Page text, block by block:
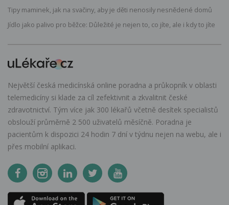
Tipy maminek, jak na svačiny, aby je děti nenosily nesnědené domů
Jídlo jako palivo pro běžce: Důležité je nejen to, co jíte, ale i kdy to jíte
Největší česká medicínská online poradna a průkopník v oblasti
telemedicíny si klade za cíl zefektivnit a zkvalitnit české
zdravotnictví. Tým více jak 300 lékařů včetně desítek specialistů
obslouží průměrně 2 500 uživatelů měsíčně. Poradna je
pacientům k dispozici 24 hodin 7 dní v týdnu nejen na webu, ale i
přes mobilní aplikaci.